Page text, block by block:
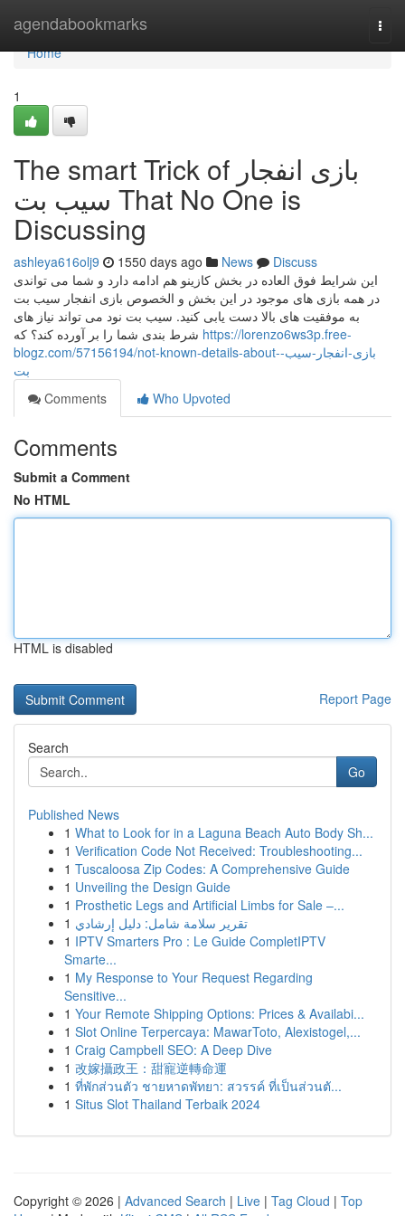
agendabookmarks
Home
Home
1
The smart Trick of بازی انفجار
سیب بت That No One is
Discussing
ashleya616olj9 1550 days ago News
Discuss
این شرایط فوق العاده در بخش کازینو هم ادامه دارد و شما می تواندی
در همه بازی های موجود در این بخش و الخصوص بازی انفجار سیب بت
به موفقیت های بالا دست یابی کنید. سیب بت نود می تواند نیاز های
https://lorenzo6ws3p.free-
blogz.com/57156194/not-known-details-about-بازی-انفجار-سیب-
بت
Comments
Who Upvoted
Comments
Submit a Comment
No HTML
HTML is disabled
Report Page
Search
Go
Published News
1 What to Look for in a Laguna Beach Auto Body Sh...
1 Verification Code Not Received: Troubleshooting...
1 Tuscaloosa Zip Codes: A Comprehensive Guide
1 Unveiling the Design Guide
1 Prosthetic Legs and Artificial Limbs for Sale –...
1 تقرير سلامة شامل: دليل إرشادي
1 IPTV Smarters Pro : Le Guide CompletIPTV
Smarte...
1 My Response to Your Request Regarding
Sensitive...
1 Your Remote Shipping Options: Prices & Availabi...
1 Slot Online Terpercaya: MawarToto, Alexistogel,...
1 Craig Campbell SEO: A Deep Dive
1 改嫁攝政王：甜寵逆轉命運
1 ที่พักส่วนตัว ชายหาดพัทยา: สวรรค์ ที่เป็นส่วนตั...
1 Situs Slot Thailand Terbaik 2024
Copyright © 2026 | Advanced Search | Live | Tag Cloud | Top